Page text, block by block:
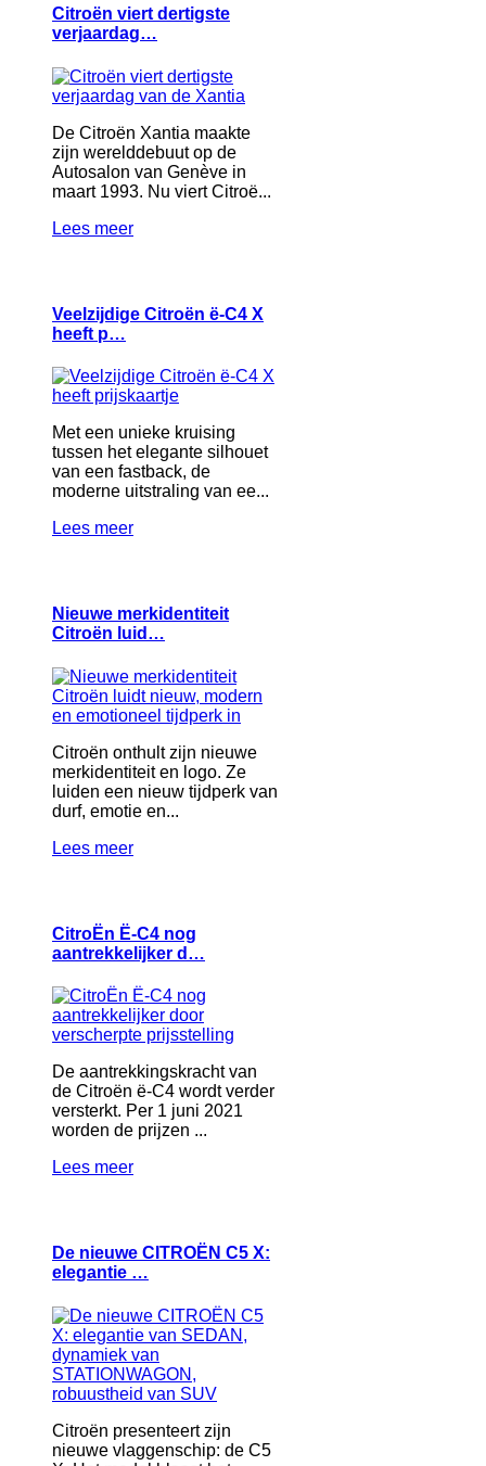
Citroën viert dertigste
verjaardag…
De Citroën Xantia maakte
zijn werelddebuut op de
Autosalon van Genève in
maart 1993. Nu viert Citroë...
Lees meer
Veelzijdige Citroën ë-C4 X
heeft p…
Met een unieke kruising
tussen het elegante silhouet
van een fastback, de
moderne uitstraling van ee...
Lees meer
Nieuwe merkidentiteit
Citroën luid…
Citroën onthult zijn nieuwe
merkidentiteit en logo. Ze
luiden een nieuw tijdperk van
durf, emotie en...
Lees meer
CitroËn Ë-C4 nog
aantrekkelijker d…
De aantrekkingskracht van
de Citroën ë-C4 wordt verder
versterkt. Per 1 juni 2021
worden de prijzen ...
Lees meer
De nieuwe CITROËN C5 X:
elegantie …
Citroën presenteert zijn
nieuwe vlaggenschip: de C5